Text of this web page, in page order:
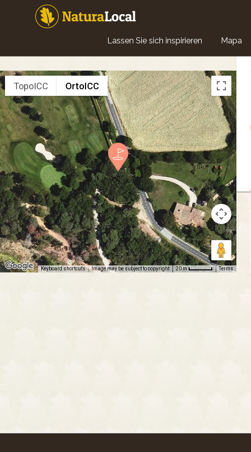
Main
navigation
Lassen Sie sich inspirieren Mapa
TopoICC OrtoICC
Keyboard shortcuts Image may be subject to copyright 20 m Terms